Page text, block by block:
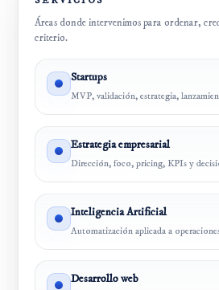
Áreas donde intervenimos para ordenar,
criterio.
Startups
MVP, validación, estrategia,
Estrategia empresarial
Dirección, foco, pricing, KPIs y
Inteligencia Artificial
Automatización aplicada a
Desarrollo web